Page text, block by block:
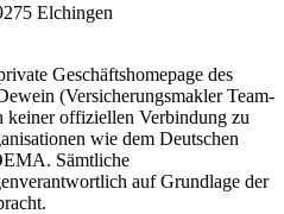
Elchingen
Geschäftshomepage des
(Versicherungsmakler Team-
offiziellen Verbindung zu
wie dem Deutschen
Sämtliche
auf Grundlage der